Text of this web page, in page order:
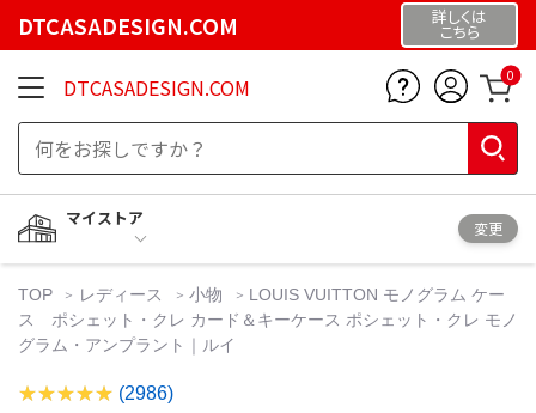
DTCASADESIGN.COM 詳しくは
こちら
DTCASADESIGN.COM 0
マイストア
変更
TOP レディース 小物
LOUIS VUITTON モノグラム ケー
ス ポシェット・クレ カード＆キーケース ポシェット・クレ モノ
グラム・アンプラント｜ルイ
(2986)